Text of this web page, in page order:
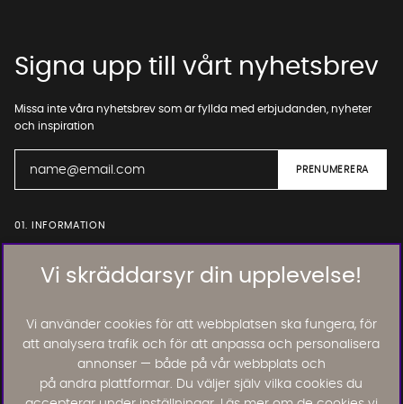
Vi skräddarsyr din upplevelse!
Vi använder cookies för att webbplatsen ska fungera, för
att analysera trafik och för att anpassa och personalisera
annonser — både på vår webbplats och
på andra plattformar. Du väljer själv vilka cookies du
Signa upp till vårt nyhetsbrev
Missa inte våra nyhetsbrev som är fyllda med erbjudanden, nyheter
och inspiration
01. INFORMATION
Läs och lämna kundomdömen: